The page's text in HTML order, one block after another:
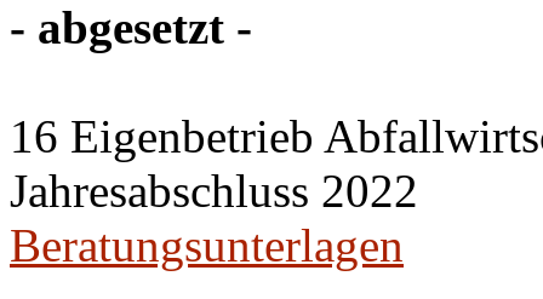
- abgesetzt -
16 Eigenbetrieb
Jahresabschluss 2022
Beratungsunterlagen